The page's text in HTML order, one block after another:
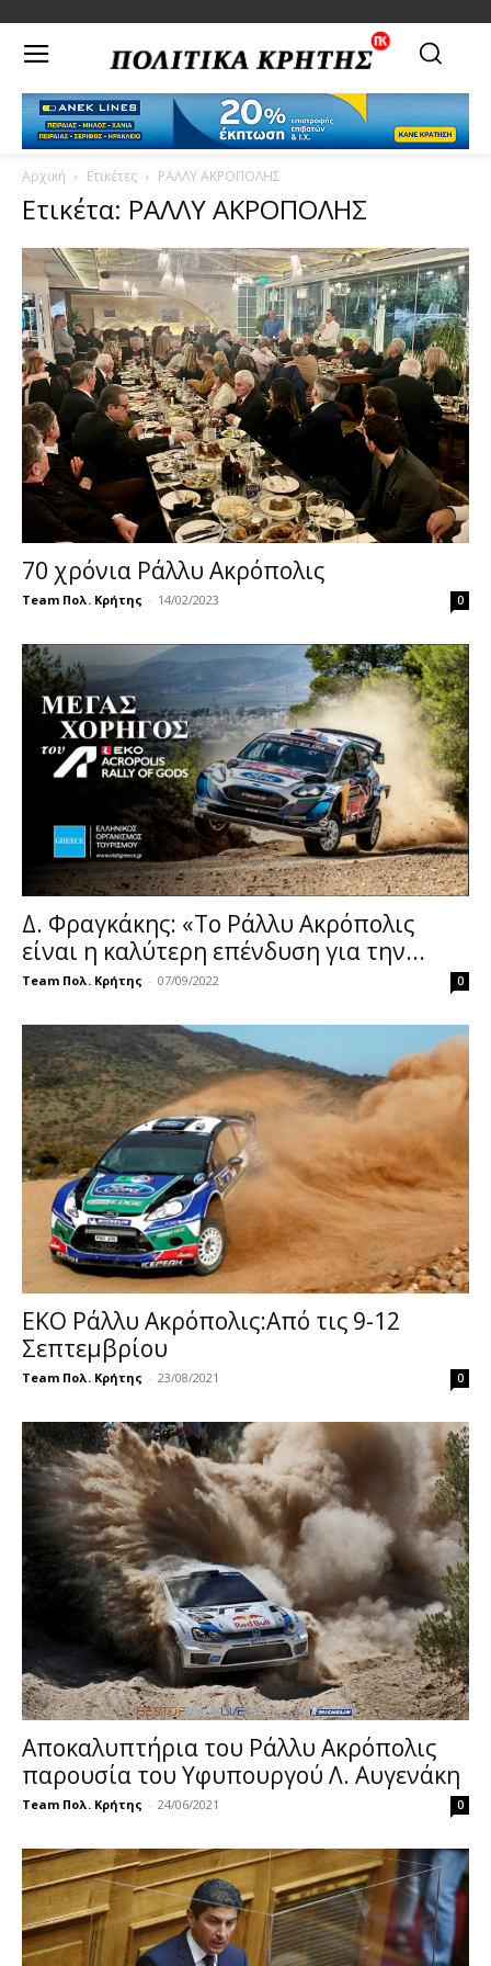
Αρχική Ετικέτες ΡΑΛΛΥ ΑΚΡΟΠΟΛΗΣ
Ετικέτα: ΡΑΛΛΥ ΑΚΡΟΠΟΛΗΣ
70 χρόνια Ράλλυ Ακρόπολις
Team Πολ. Κρήτης - 14/02/2023 0
Δ. Φραγκάκης: «Το Ράλλυ Ακρόπολις
είναι η καλύτερη επένδυση για την...
Team Πολ. Κρήτης - 07/09/2022 0
ΕΚΟ Ράλλυ Ακρόπολις:Από τις 9-12
Σεπτεμβρίου
Team Πολ. Κρήτης - 23/08/2021 0
Αποκαλυπτήρια του Ράλλυ Ακρόπολις
παρουσία του Υφυπουργού Λ. Αυγενάκη
Team Πολ. Κρήτης - 24/06/2021 0